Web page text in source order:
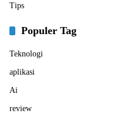
Tips
Populer Tag
Teknologi
aplikasi
Ai
review